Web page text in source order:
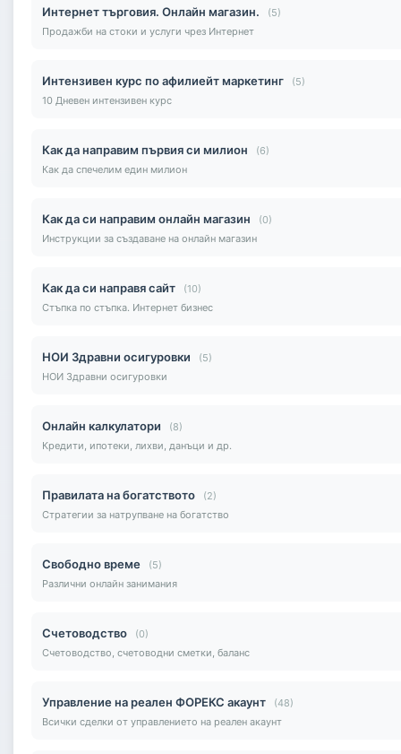
Интернет търговия. Онлайн магазин.
(5)
Продажби на стоки и услуги чрез Интернет
Интензивен курс по афилиейт маркетинг
(5)
10 Дневен интензивен курс
Как да направим първия си милион
(6)
Как да спечелим един милион
Как да си направим онлайн магазин
(0)
Инструкции за създаване на онлайн магазин
Как да си направя сайт
(10)
Стъпка по стъпка. Интернет бизнес
НОИ Здравни осигуровки
(5)
НОИ Здравни осигуровки
Онлайн калкулатори
(8)
Кредити, ипотеки, лихви, данъци и др.
Правилата на богатството
(2)
Стратегии за натрупване на богатство
Свободно време
(5)
Различни онлайн занимания
Счетоводство
(0)
Счетоводство, счетоводни сметки, баланс
Управление на реален ФОРЕКС акаунт
(48)
Всички сделки от управлението на реален акаунт